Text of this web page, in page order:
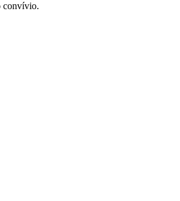
convívio.